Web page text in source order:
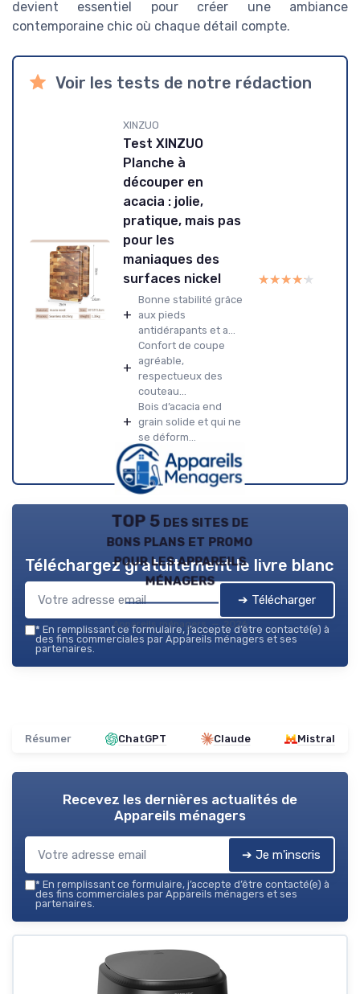
devient essentiel pour créer une ambiance
contemporaine chic où chaque détail compte.
Voir les tests de notre rédaction
XINZUO
Test XINZUO
Planche à
découper en
acacia : jolie,
pratique, mais pas
pour les
maniaques des
surfaces nickel
+
Bonne stabilité grâce
aux pieds
antidérapants et a...
+
Confort de coupe
agréable,
respectueux des
couteau...
+
Bois d’acacia end
grain solide et qui ne
se déform...
★★★★★
★★★★★
TOP 5 des sites de
bons plans et promo
pour les appareils
ménagers
Appareils ménagers — 2026
Téléchargez gratuitement le livre blanc
➔ Télécharger
* En remplissant ce formulaire, j’accepte d’être contacté(e) à
des fins commerciales par Appareils ménagers et ses
partenaires.
Résumer ChatGPT Claude Mistral
Recevez les dernières actualités de
Appareils ménagers
➔ Je m'inscris
* En remplissant ce formulaire, j’accepte d’être contacté(e) à
des fins commerciales par Appareils ménagers et ses
partenaires.